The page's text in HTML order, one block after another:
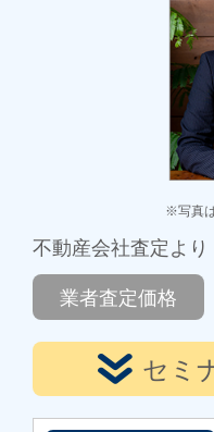
※写真
不動産会社査定より
業者査定価格
セミ